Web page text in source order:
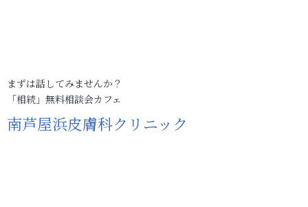
まずは話してみませんか？
「相続」無料相談会カフェ
南芦屋浜皮膚科クリニック